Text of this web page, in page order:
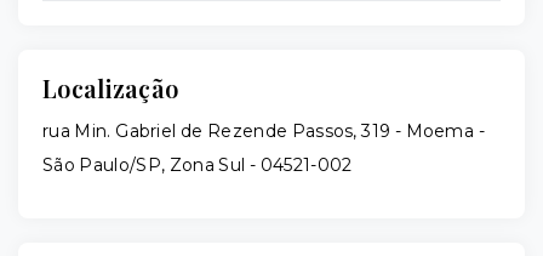
Localização
rua Min. Gabriel de Rezende Passos, 319 - Moema -
São Paulo/SP, Zona Sul - 04521-002